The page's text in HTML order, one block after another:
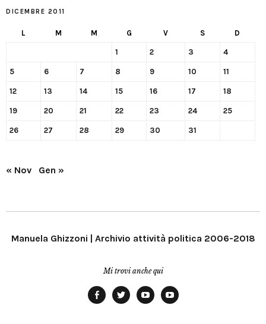
DICEMBRE 2011
L M M G V S D
1 2 3 4
5 6 7 8 9 10 11
12 13 14 15 16 17 18
19 20 21 22 23 24 25
26 27 28 29 30 31
« Nov Gen »
Manuela Ghizzoni | Archivio attività politica 2006-2018
Mi trovi anche qui